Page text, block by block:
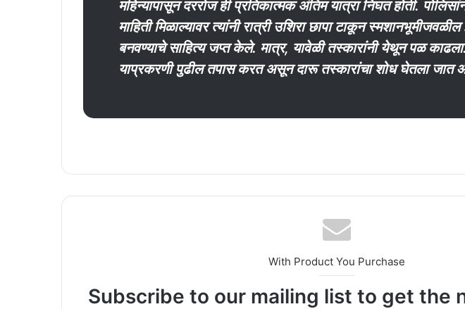
महिन्यापासून दररोज ही प्रतिकात्मक अंतिम यात्रा निघत होती.
माहिती मिळाल्यावर त्यांनी रात्री उशिरा छापा टाकून
बनवण्याचे साहित्य जप्त केले. मात्र, यावेळी तस्कारांनी येथून पळ
याप्रकरणी पुढील तपास करत असून दारू तस्कारांचा शोध घेतला जात
With Product You Purchase
Subscribe to our mailing list to get the